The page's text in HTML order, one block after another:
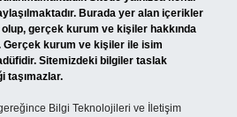
Burada yer alan içerikler
gerçek kurum ve kişiler hakkında
Gerçek kurum ve kişiler ile isim
Sitemizdeki bilgiler taslak
taşımazlar.
Bilgi Teknolojileri ve İletişim